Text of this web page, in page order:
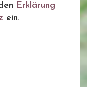
Erklärung
ein.